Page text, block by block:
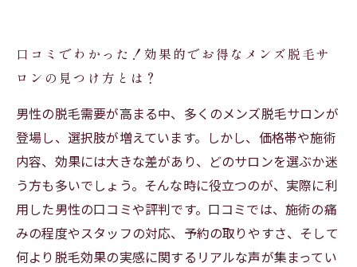
口コミでわかった！効果的でお得なメンズ脱毛サ
ロンの見つけ方とは？
男性の脱毛需要が高まる中、多くのメンズ脱毛サロンが
登場し、選択肢が増えています。しかし、価格帯や施術
内容、効果には大きな差があり、どのサロンを選ぶか迷
う方も多いでしょう。そんな時に役立つのが、実際に利
用した男性の口コミや評判です。口コミでは、施術の痛
みの程度やスタッフの対応、予約の取りやすさ、そして
何より脱毛効果の実感に関するリアルな声が集まってい